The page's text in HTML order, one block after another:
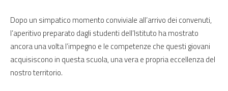
Dopo un simpatico momento conviviale all’arrivo dei convenuti,
l’aperitivo preparato dagli studenti dell’Istituto ha mostrato
ancora una volta l’impegno e le competenze che questi giovani
acquisiscono in questa scuola, una vera e propria eccellenza del
nostro territorio.